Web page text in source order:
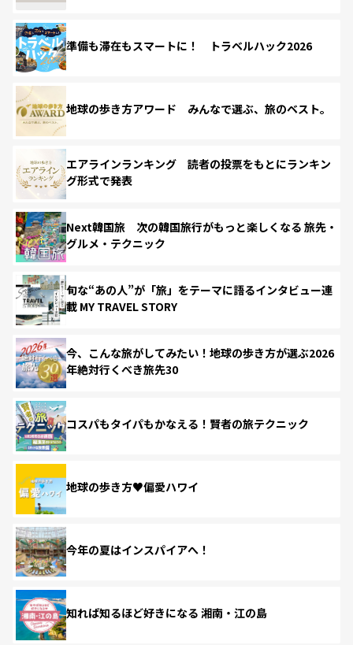
準備も滞在もスマートに！ トラベルハック2026
地球の歩き方アワード みんなで選ぶ、旅のベスト。
エアラインランキング 読者の投票をもとにランキン
グ形式で発表
Next韓国旅 次の韓国旅行がもっと楽しくなる 旅先・
グルメ・テクニック
旬な“あの人”が「旅」をテーマに語るインタビュー連
載 MY TRAVEL STORY
今、こんな旅がしてみたい！地球の歩き方が選ぶ2026
年絶対行くべき旅先30
コスパもタイパもかなえる！賢者の旅テクニック
地球の歩き方♥偏愛ハワイ
今年の夏はインスパイアへ！
知れば知るほど好きになる 湘南・江の島